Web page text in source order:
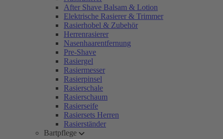
After Shave Balsam & Lotion
Elektrische Rasierer & Trimmer
Rasierhobel & Zubehör
Herrenrasierer
Nasenhaarentfernung
Pre-Shave
Rasiergel
Rasiermesser
Rasierpinsel
Rasierschale
Rasierschaum
Rasierseife
Rasiersets Herren
Rasierständer
Bartpflege